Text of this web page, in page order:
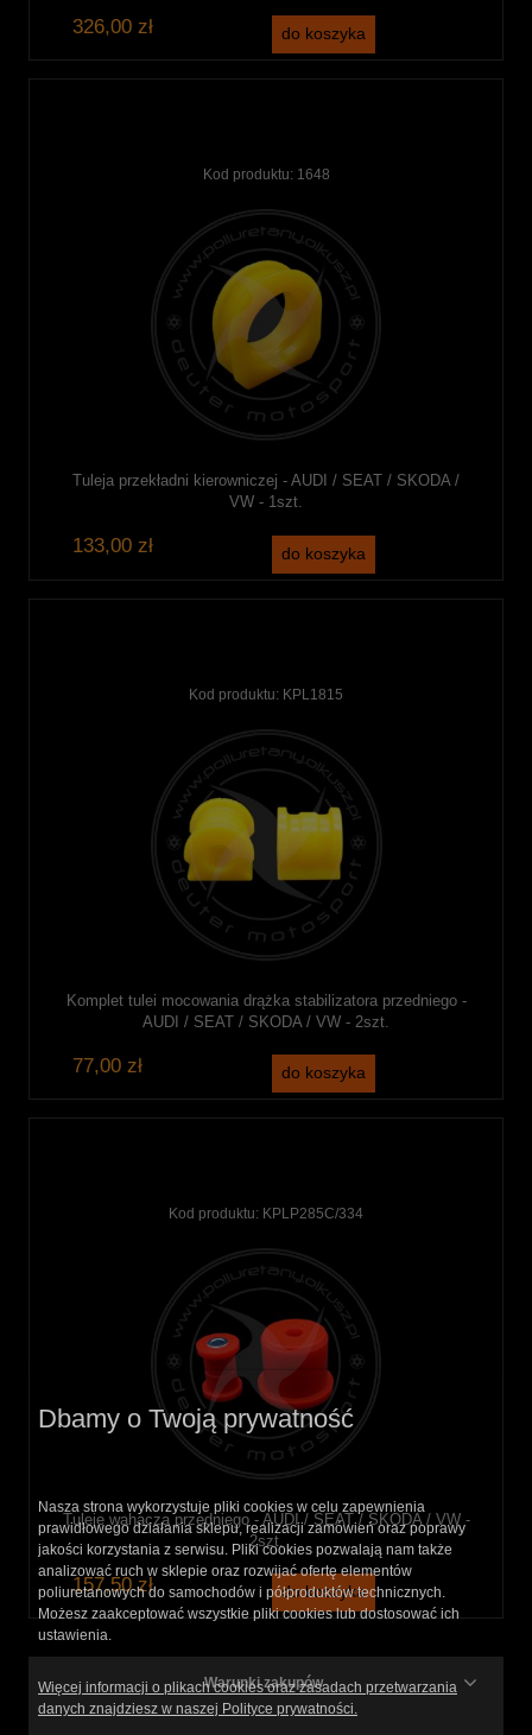
326,00 zł do koszyka
Kod produktu: 1648
Tuleja przekładni kierowniczej - AUDI / SEAT / SKODA /
VW - 1szt.
133,00 zł do koszyka
Kod produktu: KPL1815
Komplet tulei mocowania drążka stabilizatora przedniego -
AUDI / SEAT / SKODA / VW - 2szt.
77,00 zł do koszyka
Kod produktu: KPLP285C/334
Tuleje wahacza przedniego - AUDI / SEAT / SKODA / VW -
2szt.
157,50 zł do koszyka
Warunki zakupów
Dbamy o Twoją prywatność
Nasza strona wykorzystuje pliki cookies w celu zapewnienia
prawidłowego działania sklepu, realizacji zamówień oraz poprawy
jakości korzystania z serwisu. Pliki cookies pozwalają nam także
analizować ruch w sklepie oraz rozwijać ofertę elementów
poliuretanowych do samochodów i półproduktów technicznych.
Możesz zaakceptować wszystkie pliki cookies lub dostosować ich
ustawienia.
Więcej informacji o plikach cookies oraz zasadach przetwarzania
danych znajdziesz w naszej Polityce prywatności.